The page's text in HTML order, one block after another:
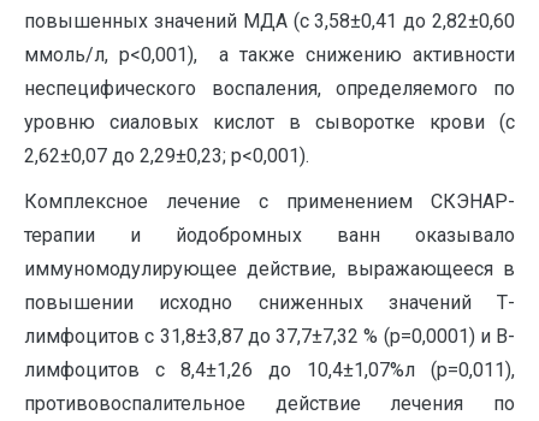
повышенных значений МДА (с 3,58±0,41 до 2,82±0,60
ммоль/л, р<0,001), а также снижению активности
неспецифического воспаления, определяемого по
уровню сиаловых кислот в сыворотке крови (с
2,62±0,07 до 2,29±0,23; р<0,001).
Комплексное лечение с применением СКЭНАР-
терапии и йодобромных ванн оказывало
иммуномодулирующее действие, выражающееся в
повышении исходно сниженных значений Т-
лимфоцитов с 31,8±3,87 до 37,7±7,32 % (р=0,0001) и В-
лимфоцитов с 8,4±1,26 до 10,4±1,07%л (р=0,011),
противовоспалительное действие лечения по